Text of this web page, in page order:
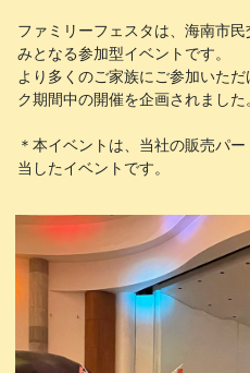
ファミリーフェスタは、海南市
みとなる参加型イベントです。
より多くのご家族にご参加いた
ク期間中の開催を企画されました
＊本イベントは、当社の販売パ
当したイベントです。